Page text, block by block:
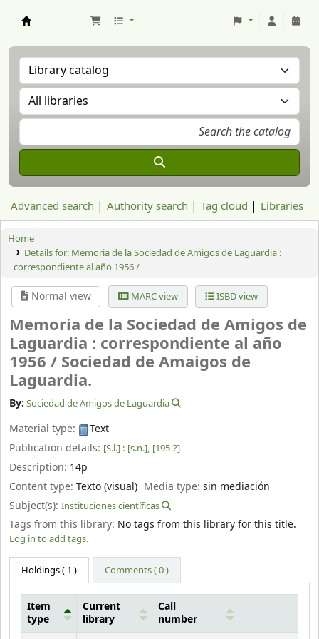
Advanced search Authority search Tag cloud Libraries
Home
Details for: Memoria de la Sociedad de Amigos de Laguardia :
correspondiente al año 1956 /
Normal view MARC view ISBD view
Memoria de la Sociedad de Amigos de
Laguardia : correspondiente al año
1956 / Sociedad de Amaigos de
Laguardia.
By: Sociedad de Amigos de Laguardia
Material type:
Text
Publication details: [S.l.] : [s.n.], [195-?]
Description: 14p
Content type: Texto (visual) Media type:sin mediación
Subject(s): Instituciones científicas
Tags from this library: No tags from this library for this title.
Log in to add tags.
Holdings( 1 ) Comments ( 0 )
Item
type
Current
library
Call
number